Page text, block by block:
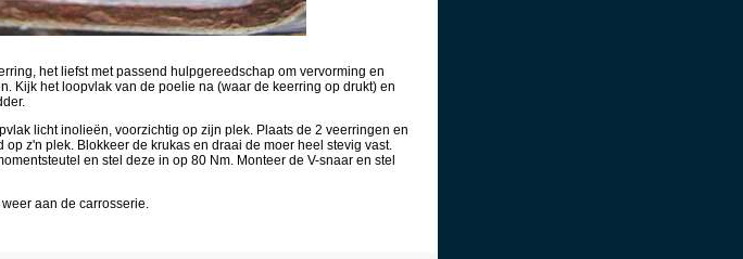
het liefst met passend hulpgereedschap om vervorming en
Kijk het loopvlak van de poelie na (waar de keerring op drukt) en
licht inolieën, voorzichtig op zijn plek. Plaats de 2 veerringen en
op z'n plek. Blokkeer de krukas en draai de moer heel stevig vast.
en stel deze in op 80 Nm. Monteer de V-snaar en stel
aan de carrosserie.